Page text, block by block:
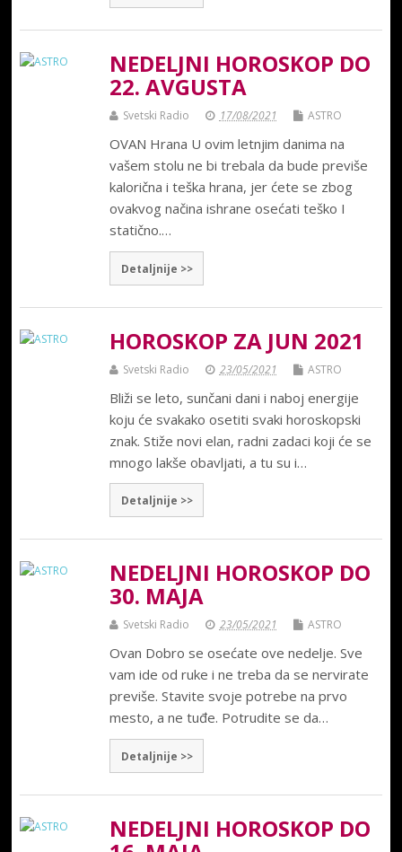
NEDELJNI HOROSKOP DO
22. AVGUSTA
Svetski Radio 17/08/2021 ASTRO
OVAN Hrana U ovim letnjim danima na
vašem stolu ne bi trebala da bude previše
kalorična i teška hrana, jer ćete se zbog
ovakvog načina ishrane osećati teško I
statično.…
Detaljnije >>
HOROSKOP ZA JUN 2021
Svetski Radio 23/05/2021 ASTRO
Bliži se leto, sunčani dani i naboj energije
koju će svakako osetiti svaki horoskopski
znak. Stiže novi elan, radni zadaci koji će se
mnogo lakše obavljati, a tu su i…
Detaljnije >>
NEDELJNI HOROSKOP DO
30. MAJA
Svetski Radio 23/05/2021 ASTRO
Ovan Dobro se osećate ove nedelje. Sve
vam ide od ruke i ne treba da se nervirate
previše. Stavite svoje potrebe na prvo
mesto, a ne tuđe. Potrudite se da…
Detaljnije >>
NEDELJNI HOROSKOP DO